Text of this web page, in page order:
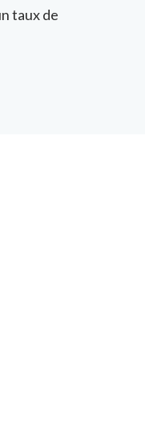
taux de